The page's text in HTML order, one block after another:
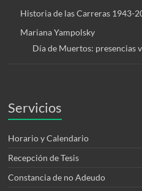
Historia de las Carreras 1943-
Mariana Yampolsky
Día de Muertos: presencias
Servicios
Horario y Calendario
Recepción de Tesis
Constancia de no Adeudo